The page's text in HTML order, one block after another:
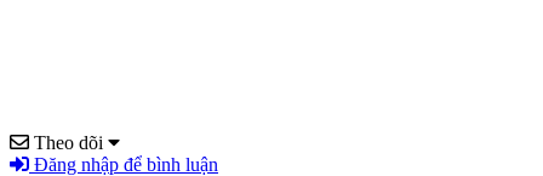
Theo dõi
Đăng nhập để bình luận